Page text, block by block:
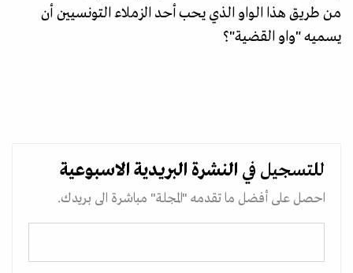
من طريق هذا الواو الذي يحب أحد الزملاء التونسيين أن
يسميه "واو القضية"؟
للتسجيل في النشرة البريدية الاسبوعية
احصل على أفضل ما تقدمه "المجلة" مباشرة الى بريدك.